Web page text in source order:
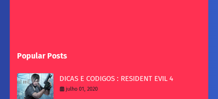
Popular Posts
DICAS E CODIGOS : RESIDENT EVIL 4
julho 01, 2020